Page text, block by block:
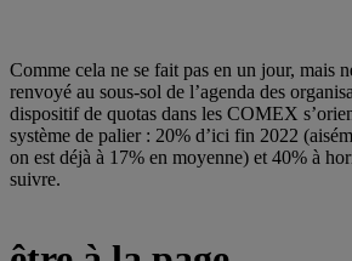
Comme cela ne se fait pas en un jour, mais
renvoyé au sous-sol de l’agenda des
dispositif de quotas dans les COMEX
système de palier : 20% d’ici fin 2022
on est déjà à 17% en moyenne) et 40% à
suivre.